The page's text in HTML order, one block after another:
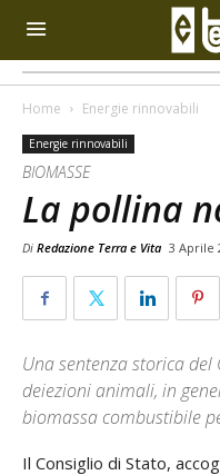
Home Energie rinnovabili
Energie rinnovabili
BIOMASSE
La pollina
Di Redazione Terra e Vita 3 Aprile
Una sentenza storica del
deiezioni animali, in
biomassa combustibile
Il Consiglio di Stato,